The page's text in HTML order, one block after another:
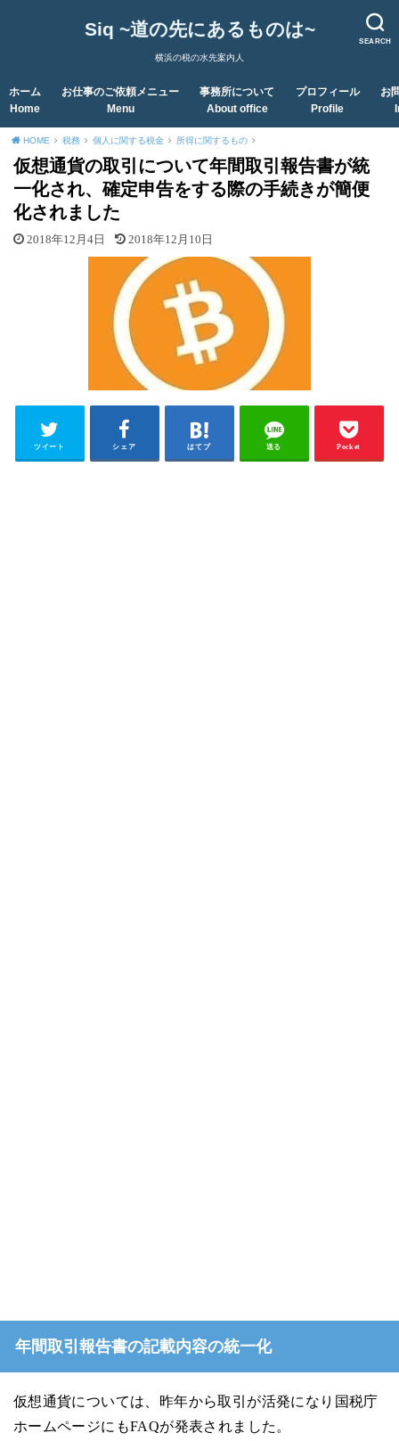
SEARCH
Siq ~道の先にあるものは~
横浜の税の水先案内人
ホーム
Home
お仕事のご依頼メニュー
Menu
事務所について
About office
プロフィール
Profile
お
HOME 税務 個人に関する税金 所得に関するもの
仮想通貨の取引について年間取引報告書が統
一化され、確定申告をする際の手続きが簡便
化されました
2018年12月4日 2018年12月10日
ツイート シェア はてブ 送る Pocket
年間取引報告書の記載内容の統一化
仮想通貨については、昨年から取引が活発になり国税庁
ホームページにもFAQが発表されました。